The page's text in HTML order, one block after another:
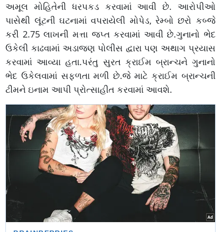
અમૂલ મોહિતેની ધરપકડ કરવામાં આવી છે. આરોપીઓ
પાસેથી લૂંટની ઘટનામાં વપરાયેલી મોપેડ, રેમ્બો છરો કબ્જે
કરી 2.75 લાખની મત્તા જપ્ત કરવામાં આવી છે.ગુનાનો ભેદ
ઉકેલી કાઢવામાં અડાજણ પોલીસ દ્વારા પણ અથાગ પ્રયાસ
કરવામાં આવ્યા હતા.પરંતુ સુરત ક્રાઈમ બ્રાન્ચને ગુનાનો
ભેદ ઉકેલવામાં સફળતા મળી છે.જે માટે ક્રાઈમ બ્રાન્ચની
ટીમને ઇનામ આપી પ્રોત્સાહીત કરવામાં આવશે.